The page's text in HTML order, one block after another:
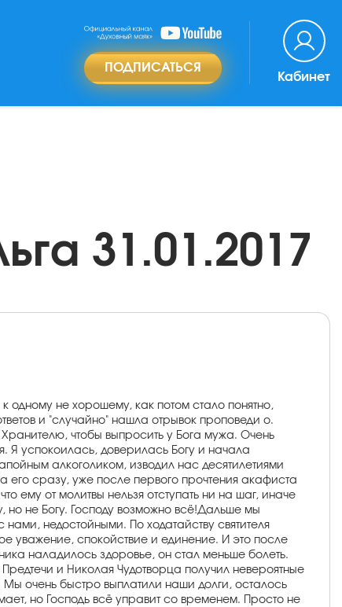
ПОДПИСАТЬСЯ
Кабинет
31.01.2017
одному не хорошему, как потом стало понятно,
и "случайно" нашла отрывок проповеди о.
чтобы выпросить у Бога мужа. Очень
Я успокоилась, доверилась Богу и начала
алкоголиком, изводил нас десятилетиями
сразу, уже после первого прочтения акафиста
ему от молитвы нельзя отступать ни на шаг, иначе
но не Богу. Господу возможно всё!Дальше мы
недостойными. По ходатайству святителя
уважение, спокойствие и единение. И это после
наладилось здоровье, он стал меньше болеть.
и Николая Чудотворца получил невероятные
очень быстро выплатили наши долги, осталось
но Господь всё управит со временем. Просто не